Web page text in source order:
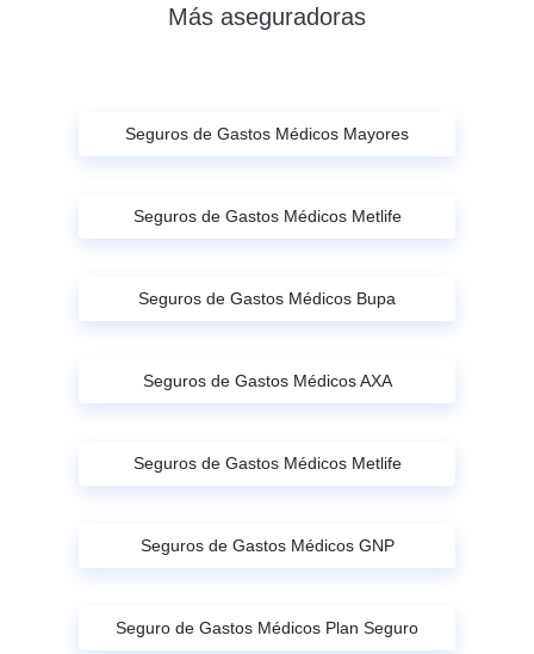
Más aseguradoras
Seguros de Gastos Médicos Mayores
Seguros de Gastos Médicos Metlife
Seguros de Gastos Médicos Bupa
Seguros de Gastos Médicos AXA
Seguros de Gastos Médicos Metlife
Seguros de Gastos Médicos GNP
Seguro de Gastos Médicos Plan Seguro